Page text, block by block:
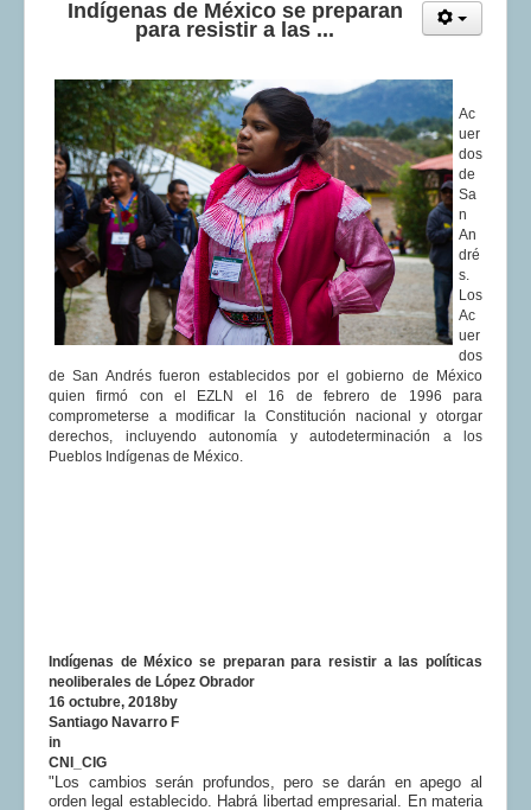
Indígenas de México se preparan
para resistir a las ...
Ac
uer
dos
de
Sa
n
An
dré
s.
Los
Ac
uer
dos
de San Andrés fueron establecidos por el gobierno de México
quien firmó con el EZLN el 16 de febrero de 1996 para
comprometerse a modificar la Constitución nacional y otorgar
derechos, incluyendo autonomía y autodeterminación a los
Pueblos Indígenas de México.
Indígenas de México se preparan para resistir a las políticas
neoliberales de López Obrador
16 octubre, 2018by
Santiago Navarro F
in
CNI_CIG
"Los cambios serán profundos, pero se darán en apego al
orden legal establecido. Habrá libertad empresarial. En materia